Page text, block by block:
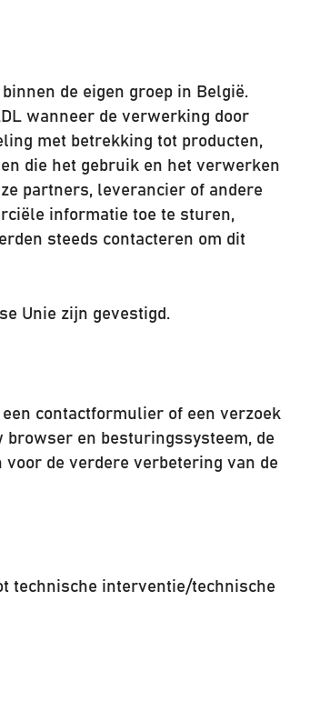
de eigen groep in België.
wanneer de verwerking door
met betrekking tot producten,
die het gebruik en het verwerken
partners, leverancier of andere
informatie toe te sturen,
steeds contacteren om dit
Unie zijn gevestigd.
contactformulier of een verzoek
en besturingssysteem, de
de verdere verbetering van de
technische interventie/technische